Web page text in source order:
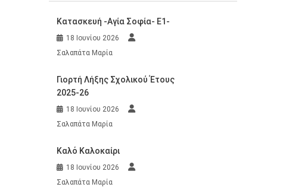
Κατασκευή -Αγία Σοφία- Ε1-
18 Ιουνίου 2026
Σαλαπάτα Μαρία
Γιορτή Λήξης Σχολικού Έτους
2025-26
18 Ιουνίου 2026
Σαλαπάτα Μαρία
Καλό Καλοκαίρι
18 Ιουνίου 2026
Σαλαπάτα Μαρία